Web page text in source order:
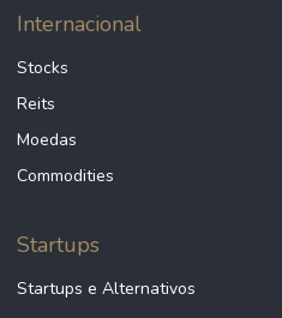
Internacional
Stocks
Reits
Moedas
Commodities
Startups
Startups e Alternativos